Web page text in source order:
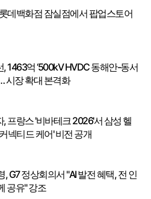
데백화점 잠실점에서 팝업스토어
1463억 ‘500kV HVDC 동해안-동서
시장 확대 본격화
프랑스 '비바테크 2026'서 삼성 헬
넥티드 케어' 비전 공개
, G7 정상회의서 "AI 발전 혜택, 전 인
공유" 강조